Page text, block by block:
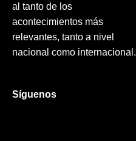
al tanto de los
acontecimientos más
relevantes, tanto a nivel
nacional como internacional.
Síguenos